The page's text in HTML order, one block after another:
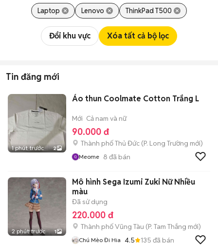
Laptop Lenovo ThinkPad T500
Đổi khu vực Xóa tất cả bộ lọc
Tin đăng mới
1 phút trước 2
Áo thun Coolmate Cotton Trắng L
Mới Cả nam và nữ
90.000 đ
Thành phố Thủ Đức (P. Long Trường mới)
Meome 8 đã bán
2 phút trước 1
Mô hình Sega Izumi Zuki Nữ Nhiều
màu
Đã sử dụng
220.000 đ
Thành phố Vũng Tàu (P. Tam Thắng mới)
Chú Mèo Đi Hia 4.5 135 đã bán